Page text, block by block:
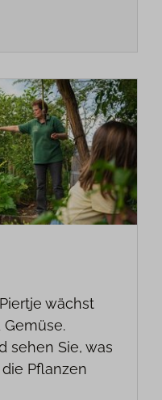
wächst
sehen Sie, was
Pflanzen